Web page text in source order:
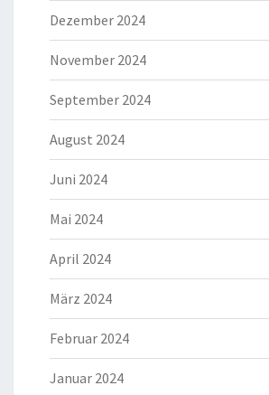
Dezember 2024
November 2024
September 2024
August 2024
Juni 2024
Mai 2024
April 2024
März 2024
Februar 2024
Januar 2024